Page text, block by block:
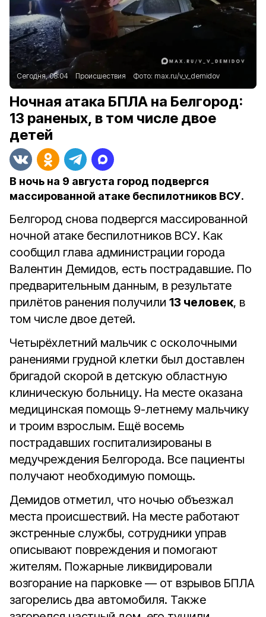
Сегодня, 08:04 Происшествия Фото: max.ru/v_v_demidov
Ночная атака БПЛА на Белгород:
13 раненых, в том числе двое
детей
В ночь на 9 августа город подвергся
массированной атаке беспилотников ВСУ.
Белгород снова подвергся массированной
ночной атаке беспилотников ВСУ. Как
сообщил глава администрации города
Валентин Демидов, есть пострадавшие. По
предварительным данным, в результате
прилётов ранения получили 13 человек, в
том числе двое детей.
Четырёхлетний мальчик с осколочными
ранениями грудной клетки был доставлен
бригадой скорой в детскую областную
клиническую больницу. На месте оказана
медицинская помощь 9-летнему мальчику
и троим взрослым. Ещё восемь
пострадавших госпитализированы в
медучреждения Белгорода. Все пациенты
получают необходимую помощь.
Демидов отметил, что ночью объезжал
места происшествий. На месте работают
экстренные службы, сотрудники управ
описывают повреждения и помогают
жителям. Пожарные ликвидировали
возгорание на парковке — от взрывов БПЛА
загорелись два автомобиля. Также